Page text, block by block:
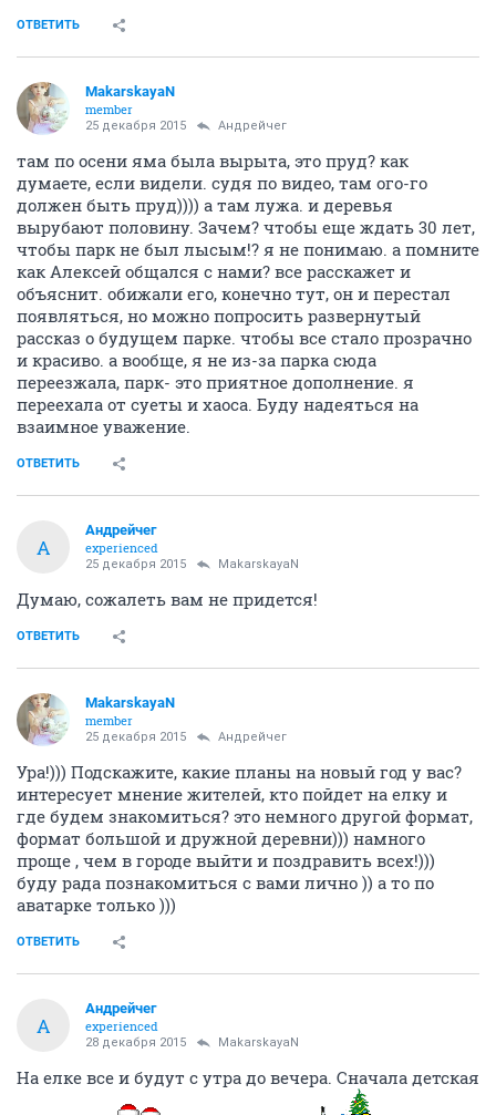
ОТВЕТИТЬ
MakarskayaN
member
25 декабря 2015 Андрейчег
там по осени яма была вырыта, это пруд? как
думаете, если видели. судя по видео, там ого-го
должен быть пруд)))) а там лужа. и деревья
вырубают половину. Зачем? чтобы еще ждать 30 лет,
чтобы парк не был лысым!? я не понимаю. а помните
как Алексей общался с нами? все расскажет и
объяснит. обижали его, конечно тут, он и перестал
появляться, но можно попросить развернутый
рассказ о будущем парке. чтобы все стало прозрачно
и красиво. а вообще, я не из-за парка сюда
переезжала, парк- это приятное дополнение. я
переехала от суеты и хаоса. Буду надеяться на
взаимное уважение.
ОТВЕТИТЬ
А
Андрейчег
experienced
25 декабря 2015 MakarskayaN
Думаю, сожалеть вам не придется!
ОТВЕТИТЬ
MakarskayaN
member
25 декабря 2015 Андрейчег
Ура!))) Подскажите, какие планы на новый год у вас?
интересует мнение жителей, кто пойдет на елку и
где будем знакомиться? это немного другой формат,
формат большой и дружной деревни))) намного
проще , чем в городе выйти и поздравить всех!)))
буду рада познакомиться с вами лично )) а то по
аватарке только )))
ОТВЕТИТЬ
А
Андрейчег
experienced
28 декабря 2015 MakarskayaN
На елке все и будут с утра до вечера. Сначала детская